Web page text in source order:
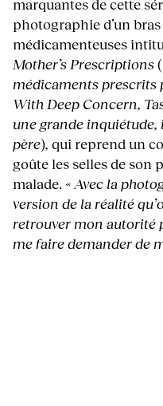
marquantes de cette
photographie d’un
médicamenteuses
Mother’s Prescriptions(
médicaments prescrits
With Deep Concern,
une grande inquiétude,
père), qui reprend un
goûte les selles de son
malade. « Avec la
version de la réalité
retrouver mon autorité
me faire demander de